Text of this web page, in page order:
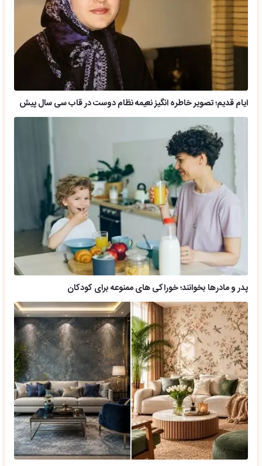
ایام قدیم؛ تصویر خاطره انگیز نعیمه نظام دوست در قاب سی سال پیش
پدر و مادرها بخوانند؛ خوراکی های ممنوعه برای کودکان